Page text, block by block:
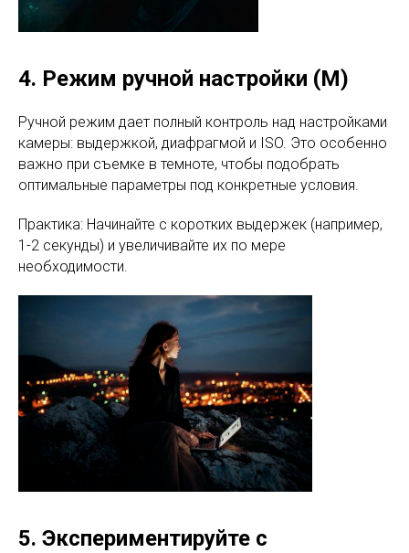
4. Режим ручной настройки (М)
Ручной режим дает полный контроль над настройками
камеры: выдержкой, диафрагмой и ISO. Это особенно
важно при съемке в темноте, чтобы подобрать
оптимальные параметры под конкретные условия.
Практика: Начинайте с коротких выдержек (например,
1-2 секунды) и увеличивайте их по мере
необходимости.
5. Экспериментируйте с